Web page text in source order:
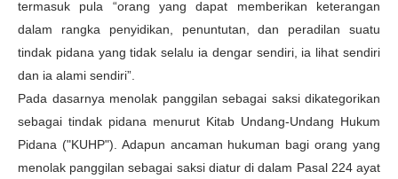
termasuk pula “orang yang dapat memberikan keterangan
dalam rangka penyidikan, penuntutan, dan peradilan suatu
tindak pidana yang tidak selalu ia dengar sendiri, ia lihat sendiri
dan ia alami sendiri”.
Pada dasarnya menolak panggilan sebagai saksi dikategorikan
sebagai tindak pidana menurut Kitab Undang-Undang Hukum
Pidana ("KUHP"). Adapun ancaman hukuman bagi orang yang
menolak panggilan sebagai saksi diatur di dalam Pasal 224 ayat